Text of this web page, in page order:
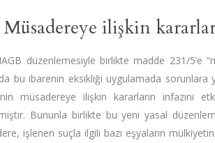
Müsadereye ilişkin
düzenlemesiyle birlikte madde 231/5’e
bu ibarenin eksikliği uygulamada sorunlara
müsadereye ilişkin kararların infazını
Bununla birlikte bu yeni yasal
işlenen suçla ilgili bazı eşyaların